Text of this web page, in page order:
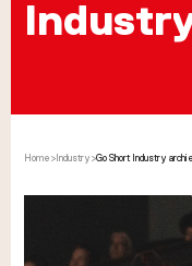
Home >Industry >Go Short Industry